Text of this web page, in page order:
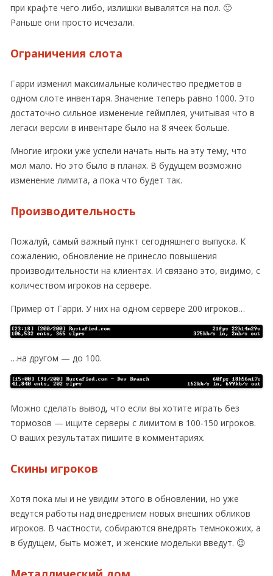
при крафте чего либо, излишки вывалятся на пол. 🙂
Раньше они просто исчезали.
Ограничения слота
Гарри изменил максимальные количество предметов в
одном слоте инвентаря. Значение теперь равно 1000. Это
достаточно сильное изменение геймплея, учитывая что в
легаси версии в инвентаре было на 8 ячеек больше.
Многие игроки уже успели начать ныть на эту тему, что
мол мало. Но это было в планах. В будущем возможно
изменение лимита, а пока что будет так.
Производительность
Пожалуй, самый важный пункт сегодняшнего выпуска. К
сожалению, обновление не принесло повышения
производительности на клиентах. И связано это, видимо, с
количеством игроков на сервере.
Пример от Гарри. У них на одном сервере 200 игроков…
…на другом — до 100.
Можно сделать вывод, что если вы хотите играть без
тормозов — ищите серверы с лимитом в 100-150 игроков.
О ваших результатах пишите в комментариях.
Скины игроков
Хотя пока мы и не увидим этого в обновлении, но уже
ведутся работы над внедрением новых внешних обликов
игроков. В частности, собираются внедрять темнокожих, а
в будущем, быть может, и женские модельки введут. 😉